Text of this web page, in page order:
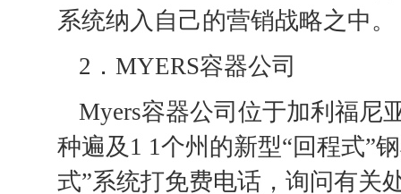
系统纳入自己的营销战略之中。
2．MYERS容器公司
Myers容器公司位于加利福尼
种遍及1 1个州的新型“回程式”
式”系统打免费电话，询问有关